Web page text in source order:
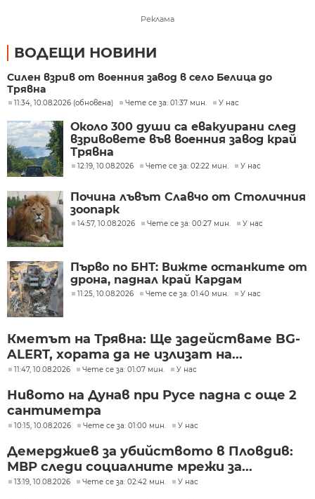
Реклама
ВОДЕЩИ НОВИНИ
Силен взрив от военния завод в село Белица до
Трявна
11:34, 10.08.2026 (обновена) Чете се за: 01:37 мин. У нас
Около 300 души са евакуирани след
взривовете във военния завод край
Трявна
12:19, 10.08.2026 Чете се за: 02:22 мин. У нас
Почина лъвът Славчо от Столичния
зоопарк
14:57, 10.08.2026 Чете се за: 00:27 мин. У нас
Първо по БНТ: Вижте останките от
дрона, паднал край Кардам
11:25, 10.08.2026 Чете се за: 01:40 мин. У нас
Кметът на Трявна: Ще задействаме BG-
ALERT, хората да не излизат на...
11:47, 10.08.2026 Чете се за: 01:07 мин. У нас
Нивото на Дунав при Русе падна с още 2
сантиметра
10:15, 10.08.2026 Чете се за: 01:00 мин. У нас
Демерджиев за убийството в Пловдив:
МВР следи социалните мрежи за...
13:19, 10.08.2026 Чете се за: 02:42 мин. У нас